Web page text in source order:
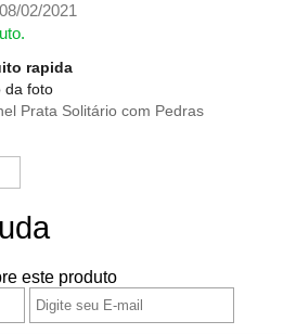
08/02/2021
rapida
da foto
Prata Solitário com Pedras
este produto